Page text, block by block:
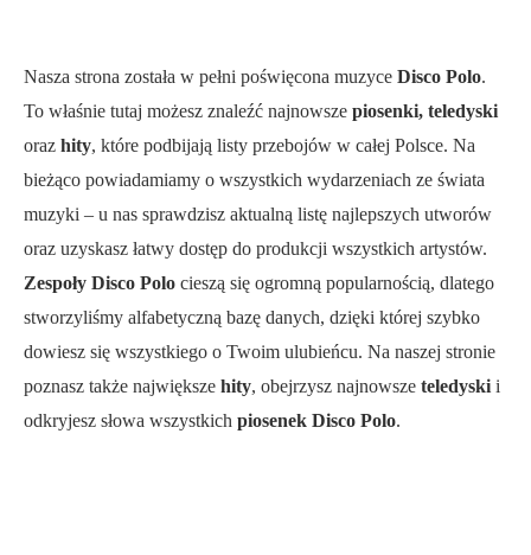
Nasza strona została w pełni poświęcona muzyce Disco Polo.
To właśnie tutaj możesz znaleźć najnowsze piosenki, teledyski
oraz hity, które podbijają listy przebojów w całej Polsce. Na
bieżąco powiadamiamy o wszystkich wydarzeniach ze świata
muzyki – u nas sprawdzisz aktualną listę najlepszych utworów
oraz uzyskasz łatwy dostęp do produkcji wszystkich artystów.
Zespoły Disco Polo cieszą się ogromną popularnością, dlatego
stworzyliśmy alfabetyczną bazę danych, dzięki której szybko
dowiesz się wszystkiego o Twoim ulubieńcu. Na naszej stronie
poznasz także największe hity, obejrzysz najnowsze teledyski i
odkryjesz słowa wszystkich piosenek Disco Polo.